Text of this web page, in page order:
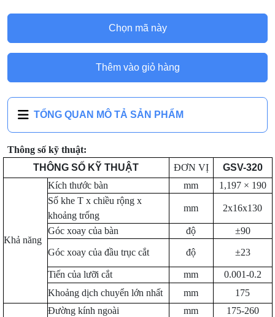
Chọn mã này
Thêm vào giỏ hàng
TỔNG QUAN MÔ TẢ SẢN PHẨM
Thông số kỹ thuật:
THÔNG SỐ KỸ THUẬT
ĐƠN VỊ GSV-320
Khả năng
Kích thước bàn mm
1,197 × 190
Số khe T x chiều rộng x
khoảng trống
mm 2x16x130
Góc xoay của bàn độ ±90
Góc xoay của đầu trục cắt độ ±23
Tiến của lưỡi cắt mm
0.001-0.2
Khoảng dịch chuyển lớn nhất
mm 175
Đường kính ngoài mm
175-260